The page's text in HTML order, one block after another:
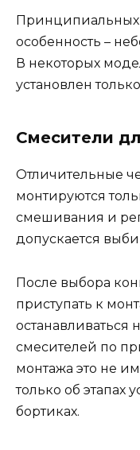
Принципиальных
особенность –
В некоторых
установлен
Смесители
Отличительные
монтируются
смешивания и
допускается
После выбора
приступать к
останавливаться
смесителей по
монтажа это не
только об этапах
бортиках.